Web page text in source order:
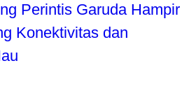
Perintis Garuda Hampir
Konektivitas dan